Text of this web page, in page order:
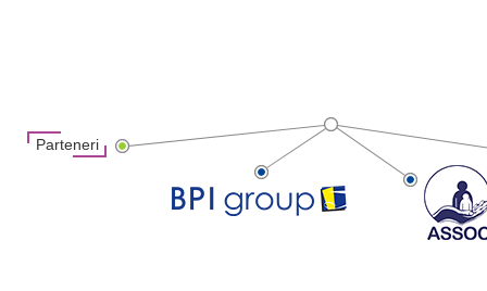
Parteneri